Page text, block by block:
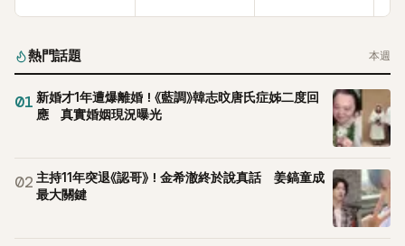
熱門話題 本週
01 新婚才1年遭爆離婚！《藍調》韓志旼唐氏症姊二度回
應 真實婚姻現況曝光
02 主持11年突退《認哥》！金希澈終於說真話 姜鎬童成
最大關鍵